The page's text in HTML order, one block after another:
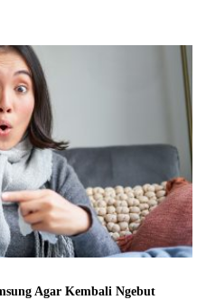
Agar Kembali Ngebut